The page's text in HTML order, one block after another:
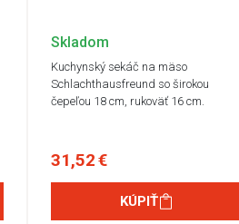
Skladom
Kuchynský sekáč na mäso
Schlachthausfreund so širokou
čepeľou 18 cm, rukoväť 16 cm.
31,52 €
KÚPIŤ